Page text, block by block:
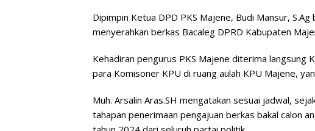
Dipimpin Ketua DPD PKS Majene, Budi Mansur,
menyerahkan berkas Bacaleg DPRD Kabupaten
Kehadiran pengurus PKS Majene diterima langsung
para Komisoner KPU di ruang aulah KPU Majene,
Muh. Arsalin Aras.SH mengatakan sesuai jadwal,
tahapan penerimaan pengajuan berkas bakal calon